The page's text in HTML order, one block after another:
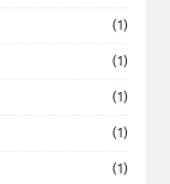
(1)
(1)
(1)
(1)
(1)